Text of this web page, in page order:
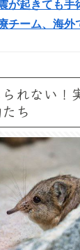
が起きても手
チーム、海外
られない
ち